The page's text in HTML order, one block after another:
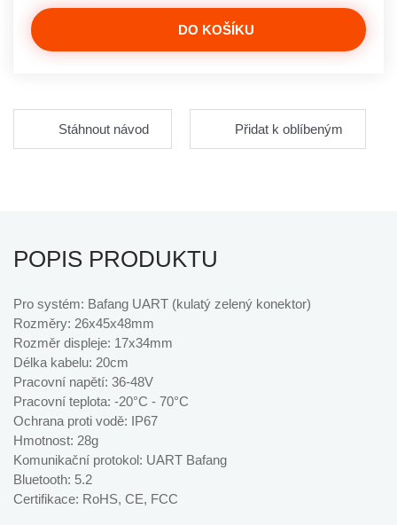
DO KOŠÍKU
Stáhnout návod Přidat k oblíbeným
POPIS PRODUKTU
Pro systém: Bafang UART (kulatý zelený konektor)
Rozměry: 26x45x48mm
Rozměr displeje: 17x34mm
Délka kabelu: 20cm
Pracovní napětí: 36-48V
Pracovní teplota: -20°C - 70°C
Ochrana proti vodě: IP67
Hmotnost: 28g
Komunikační protokol: UART Bafang
Bluetooth: 5.2
Certifikace: RoHS, CE, FCC